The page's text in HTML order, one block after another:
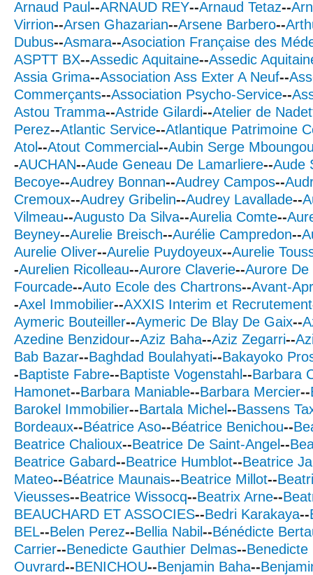
Arnaud Paul--ARNAUD REY--Arnaud Tetaz--
Virrion--Arsen Ghazarian--Arsene Barbero--
Dubus--Asmara--Asociation Française des
ASPTT BX--Assedic Aquitaine--Assedic
Assia Grima--Association Ass Exter A Neuf--
Commerçants--Association Psycho-Service--
Astou Tramma--Astride Gilardi--Atelier de
Perez--Atlantic Service--Atlantique Patrimoine
Atol--Atout Commercial--Aubin Serge
-AUCHAN--Aude Geneau De Lamarliere--Aude
Becoye--Audrey Bonnan--Audrey Campos--
Cremoux--Audrey Gribelin--Audrey Lavallade--
Vilmeau--Augusto Da Silva--Aurelia Comte--
Beyney--Aurelie Breisch--Aurélie Campredon--
Aurelie Oliver--Aurelie Puydoyeux--Aurelie
-Aurelien Ricolleau--Aurore Claverie--Aurore De
Fourcade--Auto Ecole des Chartrons--Avant-
-Axel Immobilier--AXXIS Interim et Recrutement
Aymeric Bouteiller--Aymeric De Blay De Gaix--
Azedine Benzidour--Aziz Baha--Aziz Zegarri--
Bab Bazar--Baghdad Boulahyati--Bakayoko
-Baptiste Fabre--Baptiste Vogenstahl--Barbara
Hamonet--Barbara Maniable--Barbara Mercier--
Barokel Immobilier--Bartala Michel--Bassens
Bordeaux--Béatrice Aso--Béatrice Benichou--
Beatrice Chalioux--Beatrice De Saint-Angel--
Beatrice Gabard--Beatrice Humblot--Beatrice
Mateo--Béatrice Maunais--Beatrice Millot--
Vieusses--Beatrice Wissocq--Beatrix Arne--
BEAUCHARD ET ASSOCIES--Bedri Karakaya--
BEL--Belen Perez--Bellia Nabil--Bénédicte
Carrier--Benedicte Gauthier Delmas--Benedicte
Ouvrard--BENICHOU--Benjamin Baha--